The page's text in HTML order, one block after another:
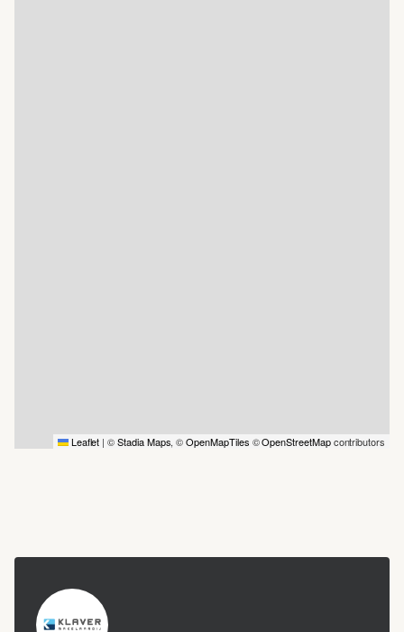
Leaflet | ©Stadia Maps, ©OpenMapTiles ©OpenStreetMapcontributors